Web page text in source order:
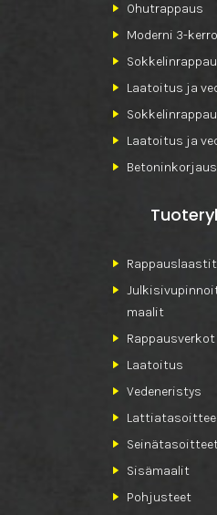
Ohutrappaus
Moderni 3-
Laatoitus ja
Laatoitus ja
Betoninkorjaus
Rappauslaastit
maalit
Rappausverkot
Laatoitus
Vedeneristys
Sisämaalit
Pohjusteet